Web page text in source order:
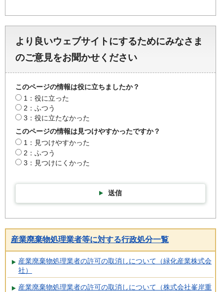
より良いウェブサイトにするためにみなさま
のご意見をお聞かせください
このページの情報は役に立ちましたか？
1：役に立った
2：ふつう
3：役に立たなかった
このページの情報は見つけやすかったですか？
1：見つけやすかった
2：ふつう
3：見つけにくかった
送信
産業廃棄物処理業者等に対する行政処分一覧
産業廃棄物処理業者の許可の取消しについて（緑化産業株式会
社）
産業廃棄物処理業者の許可の取消しについて（株式会社峯岸重